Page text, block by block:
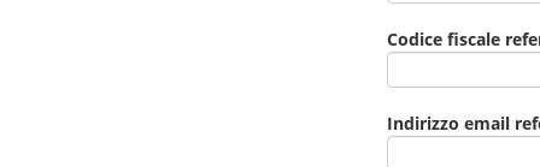
Codice fiscale
Indirizzo email